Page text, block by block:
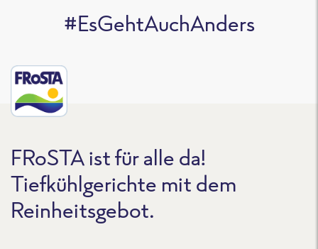
#EsGehtAuchAnders
FRoSTA ist für alle da!
Tiefkühlgerichte mit dem
Reinheitsgebot.